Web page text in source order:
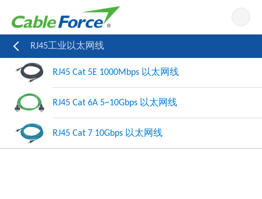
RJ45工业以太网线
RJ45 Cat 5E 1000Mbps 以太网线
RJ45 Cat 6A 5~10Gbps 以太网线
RJ45 Cat 7 10Gbps 以太网线